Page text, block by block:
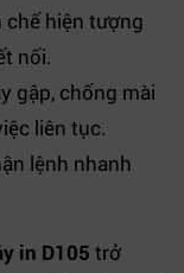
chế hiện tượng
nối.
gập, chống mài
liên tục.
lệnh nhanh
in D105 trở